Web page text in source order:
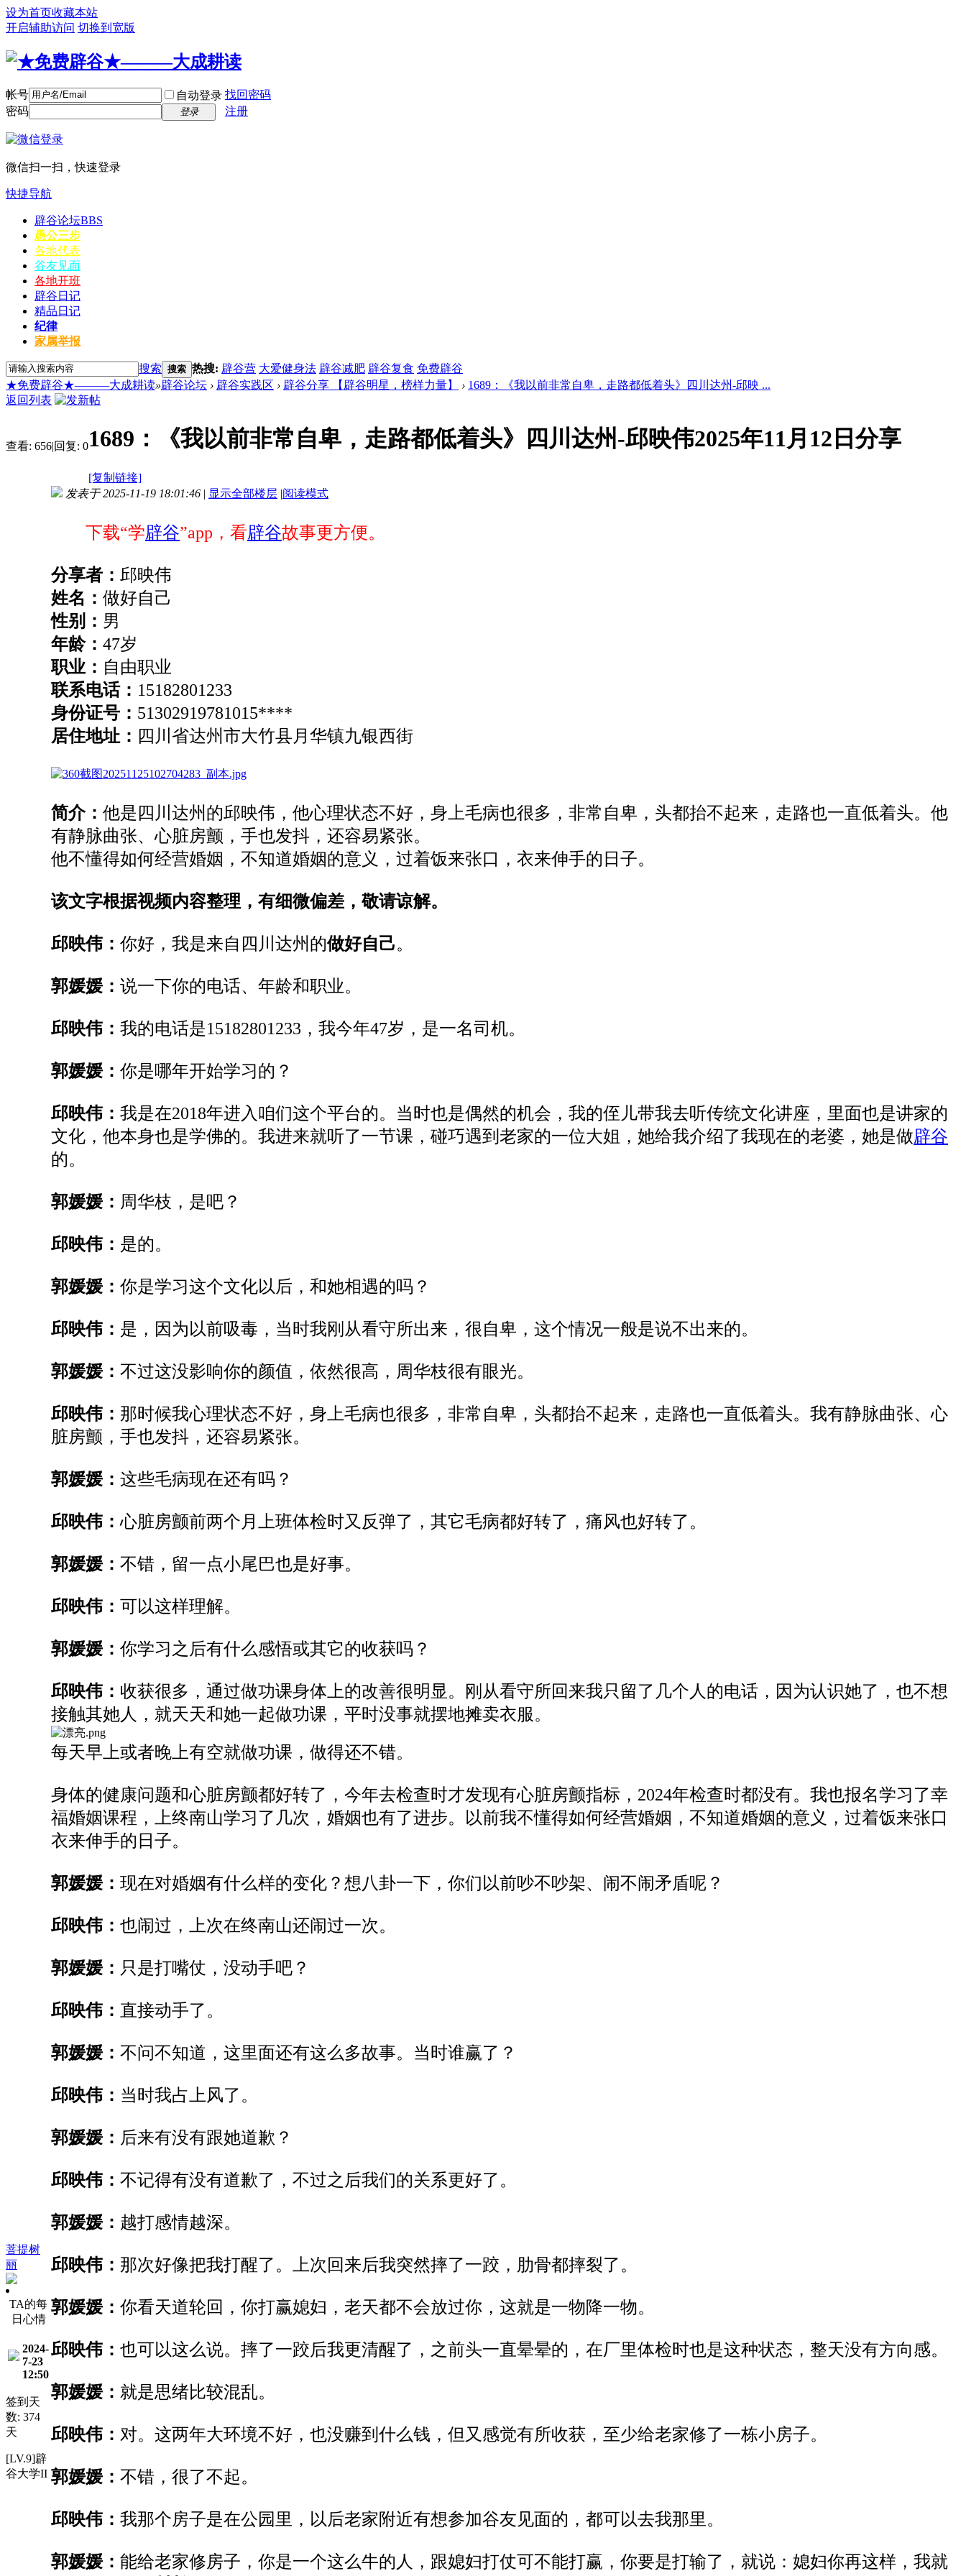
设为首页收藏本站
开启辅助访问 切换到宽版
帐号 自动登录 找回密码
密码
登录 注册
微信扫一扫，快速登录
快捷导航
辟谷论坛BBS
愚公三步
各地代表
谷友见面
各地开班
辟谷日记
精品日记
纪律
家属举报
搜索 搜索 热搜: 辟谷营 大爱健身法 辟谷减肥 辟谷复食 免费辟谷
★免费辟谷★———大成耕读»辟谷论坛 › 辟谷实践区 › 辟谷分享 【辟谷明星，榜样力量】 › 1689：《我以前非常自卑，走路都低着头》四川达州-邱映 ...
返回列表
查看: 656|回复: 01689：《我以前非常自卑，走路都低着头》四川达州-邱映伟2025年11月12日分享
[复制链接]
菩提树
丽
TA的每
日心情
2024-
7-23
12:50
签到天
数: 374
天
[LV.9]辟
谷大学II
发表于 2025-11-19 18:01:46 | 显示全部楼层 |阅读模式
下载“学辟谷”app，看辟谷故事更方便。
分享者 ： 邱映伟
姓名： 做好自己
性别： 男
年龄： 47岁
职业 ： 自由职业
联系电话： 15182801233
身份证号 ： 51302919781015****
居住地址 ： 四川省达州市大竹县月华镇九银西街
简介： 他是 四川达州 的邱映伟 ， 他心理状态不好，身上毛病也很多，非常自卑，头都抬不起来，走路也一直低着头。 他
有静脉曲张、心脏房颤，手也发抖，还容易紧张。
他不懂得如何经营婚姻，不知道婚姻的意义，过着饭来张口 ， 衣来伸手的日子。
该文字根据视频内容整理，有细微偏差，敬请谅解。
邱映伟： 你好，我是来自四川达州的做好自己。
郭媛媛： 说一下你的电话、年龄和职业。
邱映伟： 我的电话是15182801233， 我今年47岁，是一名司机。
郭媛媛： 你是哪年开始学习的？
邱映伟： 我是在2018年进入 咱们这个平台的。 当时也是偶然的机会，我的侄儿带我去听传统文化讲座，里面也是讲家的
文化，他本身也是学佛的。我进来就听了一节课，碰巧遇到老家的一位大姐，她给我介绍了我现在的老婆，她是做辟谷
的。
郭媛媛： 周华枝 ， 是吧？
邱映伟： 是的。
郭媛媛： 你是学习这个文化以后，和她相遇的吗 ？
邱映伟： 是，因为以前吸毒，当时我刚从看守所出来，很自卑，这个情况一般是说不出来的。
郭媛媛： 不过这没影响你的颜值，依然很高， 周华枝很有眼光。
邱映伟： 那时候我心理状态不好，身上毛病也很多，非常自卑，头都抬不起来，走路也一直低着头。我有静脉曲张、心
脏房颤，手也发抖，还容易紧张。
郭媛媛： 这些毛病现在还有吗？
邱映伟：心脏房颤前两个月上班体检时又反弹了，其它毛病都好转了，痛风也好转了。
郭媛媛： 不错，留一点小尾巴也是好事。
邱映伟： 可以这样理解。
郭媛媛： 你学习之后有什么感悟或其它的收获吗？
邱映伟： 收获很多，通过做功课身体上的改善很明显。刚从看守所回来我只留了几个人的电话，因为认识她了，也不想
接触其她人，就天天和她一起做功课，平时没事就摆地摊卖衣服。
每天早上或者晚上有空就做功课，做得还不错。
身体的健康问题和心脏房颤都好转了，今年去检查时才发现有心脏房颤指标， 2024年检查时都没有。我也报名学习了幸
福婚姻课程，上终南山学习了几次，婚姻也有了进步。以前我不懂得如何经营婚姻，不知道婚姻的意义，过着饭来张口
衣来伸手的日子。
郭媛媛： 现在对婚姻有什么样的变化？想八卦一下，你们以前吵不吵架、闹不闹矛盾呢 ？
邱映伟： 也闹过，上次在终南山还闹过一次。
郭媛媛： 只是打嘴仗，没动手吧？
邱映伟： 直接动手了。
郭媛媛： 不问不知道，这里面还有这么多故事。当时谁赢了？
邱映伟： 当时我占上风了。
郭媛媛： 后来有没有跟她道歉？
邱映伟： 不记得有没有道歉了，不过之后我们的关系更好了。
郭媛媛： 越打感情越深。
邱映伟： 那次好像把我打醒了。上次回来后我突然摔了一跤，肋骨都摔裂了。
郭媛媛： 你看天道轮回，你打赢媳妇，老天都不会放过你，这就是一物降一物。
邱映伟： 也可以这么说。摔了一跤后我更清醒了，之前头一直晕晕的，在厂里体检时也是这种状态，整天没有方向感。
郭媛媛： 就是思绪比较混乱。
邱映伟： 对。这两年大环境不好，也没赚到什么钱，但又感觉有所收获，至少给老家修了一栋小房子。
郭媛媛： 不错，很了不起。
邱映伟： 我那个房子是在公园里，以后老家附近有想参加谷友见面的，都可以去我那里。
郭媛媛： 能给老家修房子 ， 你是一个这么牛的人，跟媳妇打仗可不能打赢，你要是打输了，就说 ： 媳妇你再这样 ， 我就